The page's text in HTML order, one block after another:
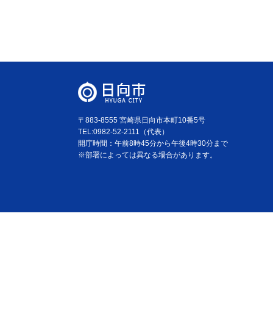
〒883-8555 宮崎県日向市本町10番5号
TEL:0982-52-2111（代表）
開庁時間：午前8時45分から午後4時30分まで
※部署によっては異なる場合があります。